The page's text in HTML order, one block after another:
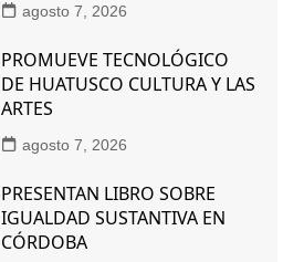
agosto 7, 2026
PROMUEVE TECNOLÓGICO
DE HUATUSCO CULTURA Y LAS
ARTES
agosto 7, 2026
PRESENTAN LIBRO SOBRE
IGUALDAD SUSTANTIVA EN
CÓRDOBA